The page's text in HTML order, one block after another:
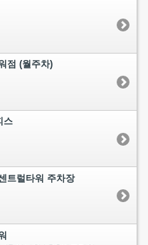
점 (월주차)
스
트럴타워 주차장